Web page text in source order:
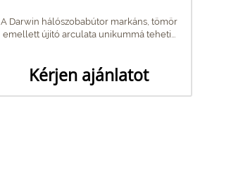
A Darwin hálószobabútor markáns, tömör
emellett újító arculata unikummá teheti...
Kérjen ajánlatot